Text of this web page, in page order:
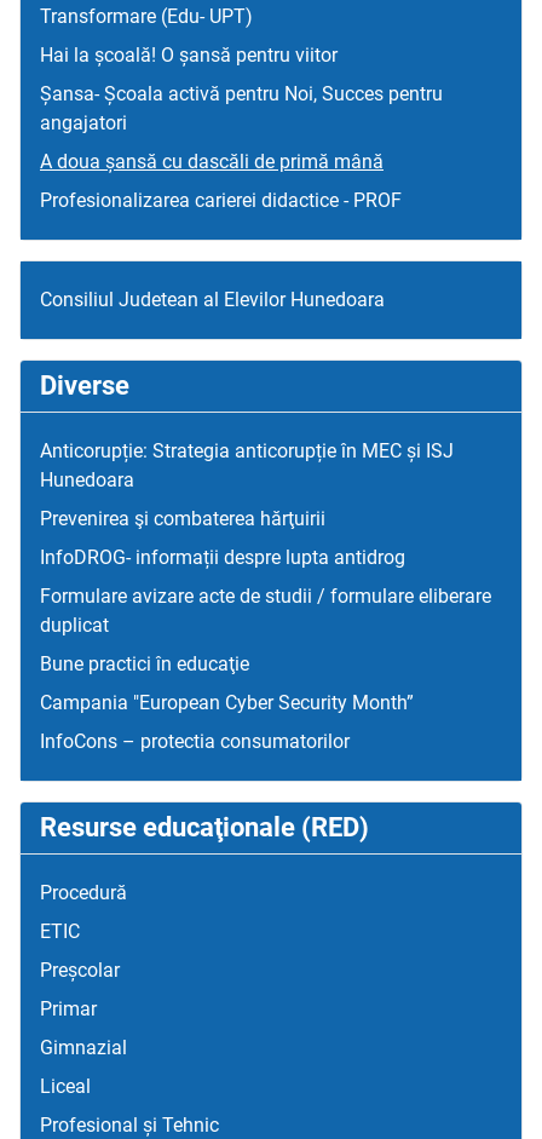
Transformare (Edu- UPT)
Hai la școală! O șansă pentru viitor
Șansa- Școala activă pentru Noi, Succes pentru
angajatori
A doua șansă cu dascăli de primă mână
Profesionalizarea carierei didactice - PROF
Consiliul Judetean al Elevilor Hunedoara
Diverse
Anticorupție: Strategia anticorupție în MEC și ISJ
Hunedoara
Prevenirea şi combaterea hărţuirii
InfoDROG- informații despre lupta antidrog
Formulare avizare acte de studii / formulare eliberare
duplicat
Bune practici în educaţie
Campania "European Cyber Security Month”
InfoCons – protectia consumatorilor
Resurse educaţionale (RED)
Procedură
ETIC
Preșcolar
Primar
Gimnazial
Liceal
Profesional și Tehnic